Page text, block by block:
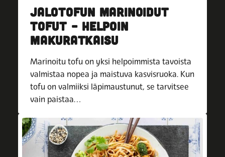
JALOTOFUN MARINOIDUT
TOFUT – HELPOIN
MAKURATKAISU
Marinoitu tofu on yksi helpoimmista tavoista
valmistaa nopea ja maistuva kasvisruoka. Kun
tofu on valmiiksi läpimaustunut, se tarvitsee
vain paistaa…